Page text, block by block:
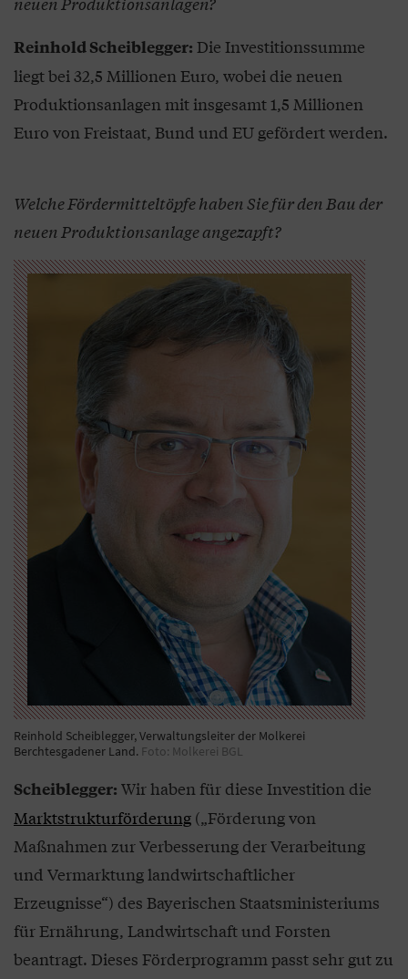
Reinhold Scheiblegger: Die Investitionssumme
liegt bei 32,5 Millionen Euro, wobei die neuen
Produktionsanlagen mit insgesamt 1,5 Millionen
Euro von Freistaat, Bund und EU gefördert werden.
Welche Fördermitteltöpfe haben Sie für den Bau der
neuen Produktionsanlage angezapft?
Reinhold Scheiblegger, Verwaltungsleiter der Molkerei
Berchtesgadener Land. Foto: Molkerei BGL
Scheiblegger: Wir haben für diese Investition die
Marktstrukturförderung („Förderung von
Maßnahmen zur Verbesserung der Verarbeitung
und Vermarktung landwirtschaftlicher
Erzeugnisse“) des Bayerischen Staatsministeriums
für Ernährung, Landwirtschaft und Forsten
beantragt. Dieses Förderprogramm passt sehr gut zu